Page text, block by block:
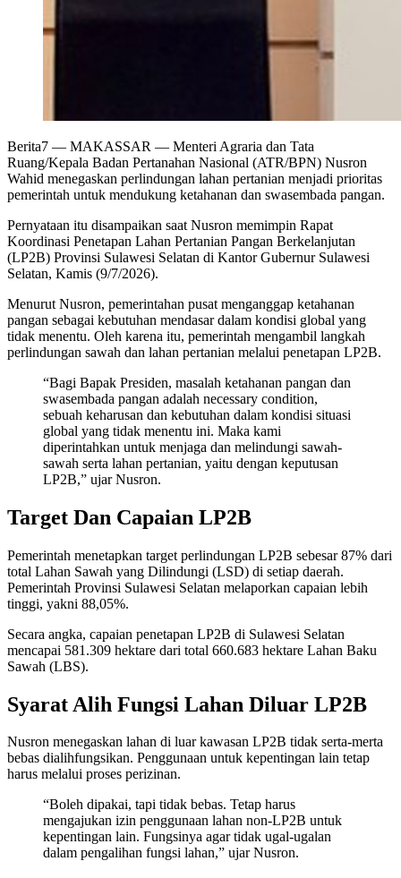
Berita7 — MAKASSAR — Menteri Agraria dan Tata
Ruang/Kepala Badan Pertanahan Nasional (ATR/BPN) Nusron
Wahid menegaskan perlindungan lahan pertanian menjadi prioritas
pemerintah untuk mendukung ketahanan dan swasembada pangan.
Pernyataan itu disampaikan saat Nusron memimpin Rapat
Koordinasi Penetapan Lahan Pertanian Pangan Berkelanjutan
(LP2B) Provinsi Sulawesi Selatan di Kantor Gubernur Sulawesi
Selatan, Kamis (9/7/2026).
Menurut Nusron, pemerintahan pusat menganggap ketahanan
pangan sebagai kebutuhan mendasar dalam kondisi global yang
tidak menentu. Oleh karena itu, pemerintah mengambil langkah
perlindungan sawah dan lahan pertanian melalui penetapan LP2B.
“Bagi Bapak Presiden, masalah ketahanan pangan dan
swasembada pangan adalah necessary condition,
sebuah keharusan dan kebutuhan dalam kondisi situasi
global yang tidak menentu ini. Maka kami
diperintahkan untuk menjaga dan melindungi sawah-
sawah serta lahan pertanian, yaitu dengan keputusan
LP2B,” ujar Nusron.
Target Dan Capaian LP2B
Pemerintah menetapkan target perlindungan LP2B sebesar 87% dari
total Lahan Sawah yang Dilindungi (LSD) di setiap daerah.
Pemerintah Provinsi Sulawesi Selatan melaporkan capaian lebih
tinggi, yakni 88,05%.
Secara angka, capaian penetapan LP2B di Sulawesi Selatan
mencapai 581.309 hektare dari total 660.683 hektare Lahan Baku
Sawah (LBS).
Syarat Alih Fungsi Lahan Diluar LP2B
Nusron menegaskan lahan di luar kawasan LP2B tidak serta-merta
bebas dialihfungsikan. Penggunaan untuk kepentingan lain tetap
harus melalui proses perizinan.
“Boleh dipakai, tapi tidak bebas. Tetap harus
mengajukan izin penggunaan lahan non-LP2B untuk
kepentingan lain. Fungsinya agar tidak ugal-ugalan
dalam pengalihan fungsi lahan,” ujar Nusron.